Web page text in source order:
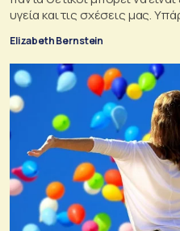
υγεία και τις σχέσεις μας.
Elizabeth Bernstein